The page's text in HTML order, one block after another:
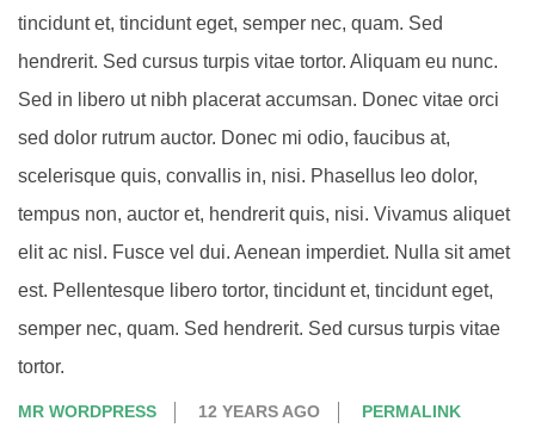
tincidunt et, tincidunt eget, semper nec, quam. Sed
hendrerit. Sed cursus turpis vitae tortor. Aliquam eu nunc.
Sed in libero ut nibh placerat accumsan. Donec vitae orci
sed dolor rutrum auctor. Donec mi odio, faucibus at,
scelerisque quis, convallis in, nisi. Phasellus leo dolor,
tempus non, auctor et, hendrerit quis, nisi. Vivamus aliquet
elit ac nisl. Fusce vel dui. Aenean imperdiet. Nulla sit amet
est. Pellentesque libero tortor, tincidunt et, tincidunt eget,
semper nec, quam. Sed hendrerit. Sed cursus turpis vitae
tortor.
MR WORDPRESS 12 YEARS AGO PERMALINK